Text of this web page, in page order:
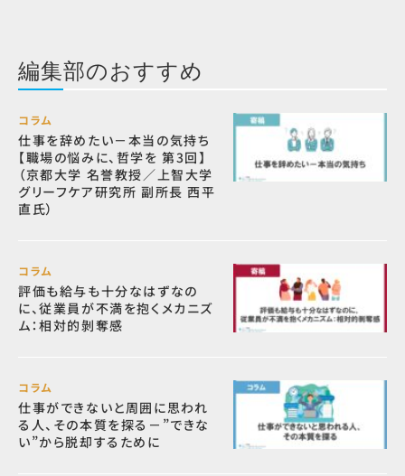
編集部のおすすめ
コラム
仕事を辞めたい－本当の気持ち
【職場の悩みに、哲学を 第3回】
（京都大学 名誉教授／上智大学
グリーフケア研究所 副所長 西平
直氏）
コラム
評価も給与も十分なはずなの
に、従業員が不満を抱くメカニズ
ム：相対的剝奪感
コラム
仕事ができないと周囲に思われ
る人、その本質を探る－”できな
い”から脱却するために